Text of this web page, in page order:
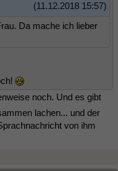
(11.12.2018 15:57)
Da mache ich lieber
noch. Und es gibt
lachen... und der
von ihm